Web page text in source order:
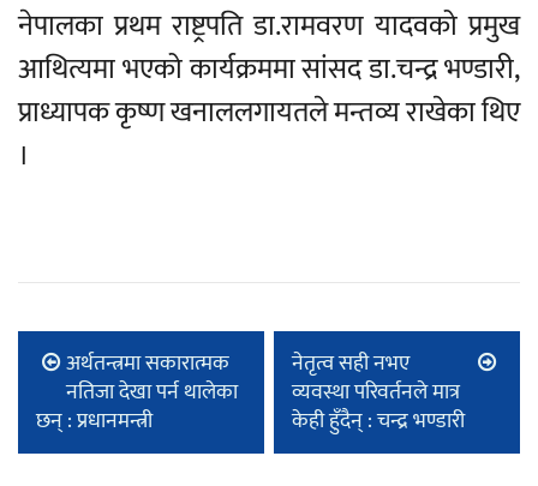
नेपालका प्रथम राष्ट्रपति डा.रामवरण यादवको प्रमुख
आथित्यमा भएको कार्यक्रममा सांसद डा.चन्द्र भण्डारी,
प्राध्यापक कृष्ण खनाललगायतले मन्तव्य राखेका थिए
।
अर्थतन्त्रमा सकारात्मक
नतिजा देखा पर्न थालेका
छन् : प्रधानमन्त्री
नेतृत्व सही नभए
व्यवस्था परिवर्तनले मात्र
केही हुँदैन् : चन्द्र भण्डारी